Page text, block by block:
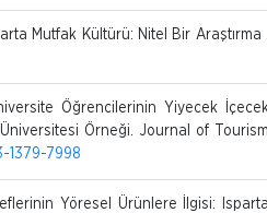
Mutfak Kültürü: Nitel Bir Araştırma .
Öğrencilerinin Yiyecek
Örneği. Journal of Tourism
7998
Yöresel Ürünlere İlgisi: Isparta